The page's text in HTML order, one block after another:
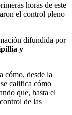
horas de este
el control pleno
difundida por
y
cómo, desde la
califica cómo
que, hasta el
de las